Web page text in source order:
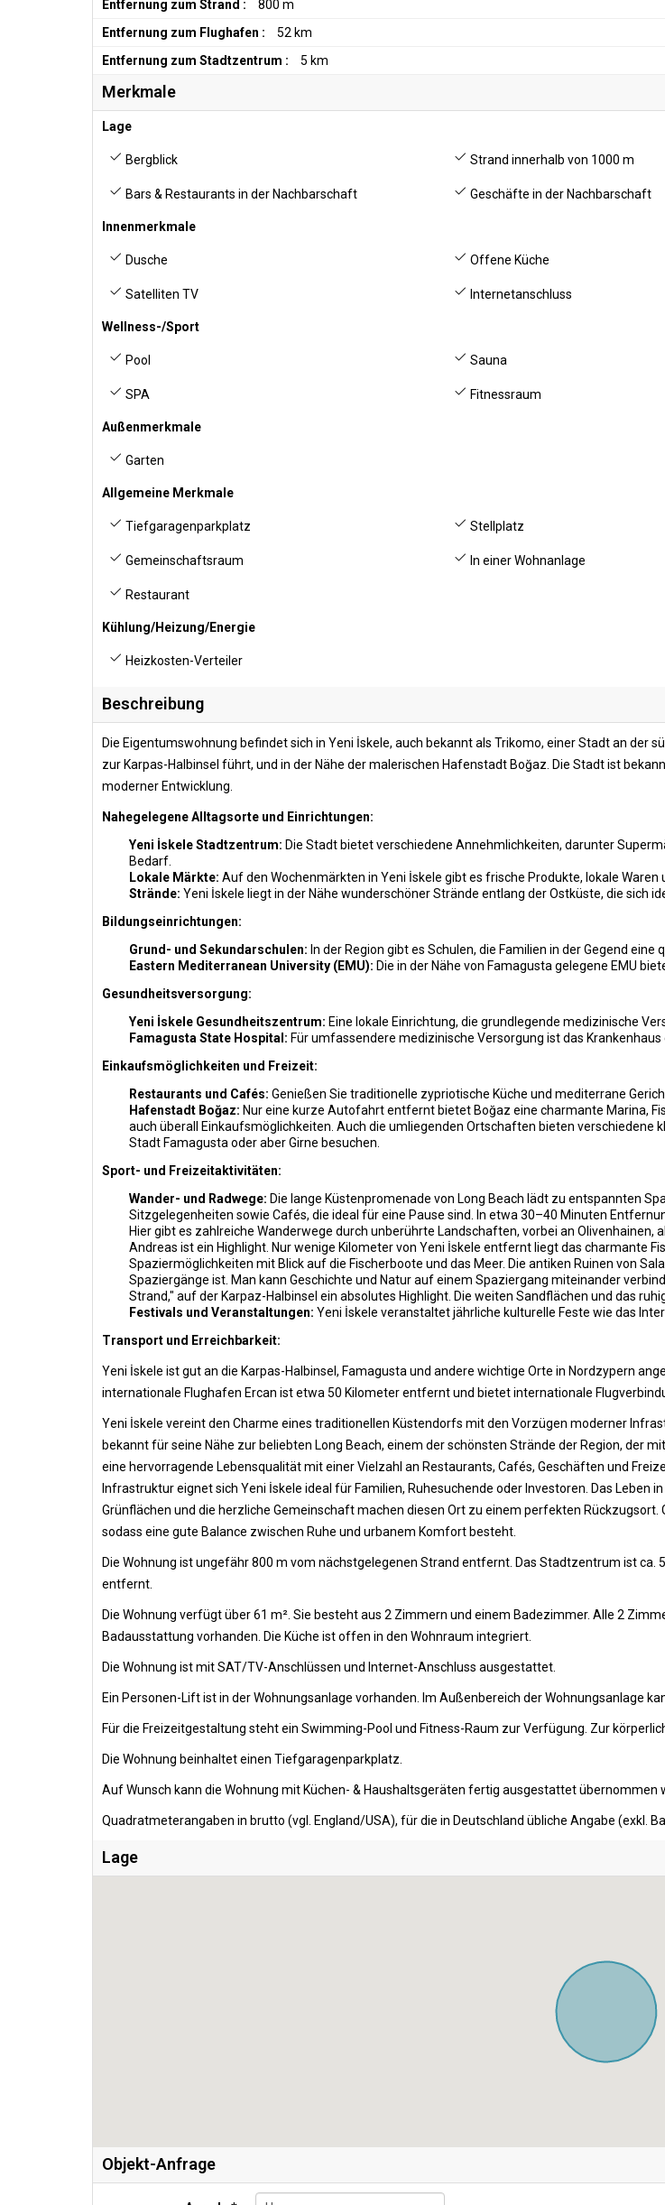
Entfernung zum Strand :
800 m
Entfernung zum Flughafen :
52 km
Entfernung zum Stadtzentrum :
5 km
Merkmale
Lage
Bergblick Strand innerhalb von 1000 m
Bars & Restaurants in der Nachbarschaft Geschäfte in der Nachbarschaft
Innenmerkmale
Dusche Offene Küche
Satelliten TV Internetanschluss
Wellness-/Sport
Pool Sauna
SPA Fitnessraum
Außenmerkmale
Garten
Allgemeine Merkmale
Tiefgaragenparkplatz Stellplatz
Gemeinschaftsraum In einer Wohnanlage
Restaurant
Kühlung/Heizung/Energie
Heizkosten-Verteiler
Beschreibung
Die Eigentumswohnung befindet sich in Yeni İskele, auch bekannt als Trikomo, einer Stadt an der
zur Karpas-Halbinsel führt, und in der Nähe der malerischen Hafenstadt Boğaz. Die Stadt ist
moderner Entwicklung.
Nahegelegene Alltagsorte und Einrichtungen:
Yeni İskele Stadtzentrum: Die Stadt bietet verschiedene Annehmlichkeiten, darunter
Bedarf.
Lokale Märkte: Auf den Wochenmärkten in Yeni İskele gibt es frische Produkte, lokale
Strände: Yeni İskele liegt in der Nähe wunderschöner Strände entlang der Ostküste, die sich
Bildungseinrichtungen:
Grund- und Sekundarschulen: In der Region gibt es Schulen, die Familien in der Gegend
Eastern Mediterranean University (EMU): Die in der Nähe von Famagusta gelegene EMU
Gesundheitsversorgung:
Yeni İskele Gesundheitszentrum: Eine lokale Einrichtung, die grundlegende medizinische
Famagusta State Hospital: Für umfassendere medizinische Versorgung ist das
Einkaufsmöglichkeiten und Freizeit:
Restaurants und Cafés: Genießen Sie traditionelle zypriotische Küche und mediterrane
Hafenstadt Boğaz: Nur eine kurze Autofahrt entfernt bietet Boğaz eine charmante Marina,
auch überall Einkaufsmöglichkeiten. Auch die umliegenden Ortschaften bieten
Stadt Famagusta oder aber Girne besuchen.
Sport- und Freizeitaktivitäten:
Wander- und Radwege: Die lange Küstenpromenade von Long Beach lädt zu entspannten
Sitzgelegenheiten sowie Cafés, die ideal für eine Pause sind. In etwa 30–40 Minuten
Hier gibt es zahlreiche Wanderwege durch unberührte Landschaften, vorbei an
Andreas ist ein Highlight. Nur wenige Kilometer von Yeni İskele entfernt liegt das charmante
Spaziermöglichkeiten mit Blick auf die Fischerboote und das Meer. Die antiken Ruinen von
Spaziergänge ist. Man kann Geschichte und Natur auf einem Spaziergang miteinander
Strand," auf der Karpaz-Halbinsel ein absolutes Highlight. Die weiten Sandflächen und das
Festivals und Veranstaltungen: Yeni İskele veranstaltet jährliche kulturelle Feste wie das
Transport und Erreichbarkeit:
Yeni İskele ist gut an die Karpas-Halbinsel, Famagusta und andere wichtige Orte in Nordzypern
internationale Flughafen Ercan ist etwa 50 Kilometer entfernt und bietet internationale
Yeni İskele vereint den Charme eines traditionellen Küstendorfs mit den Vorzügen moderner
bekannt für seine Nähe zur beliebten Long Beach, einem der schönsten Strände der Region, der
eine hervorragende Lebensqualität mit einer Vielzahl an Restaurants, Cafés, Geschäften und
Infrastruktur eignet sich Yeni İskele ideal für Familien, Ruhesuchende oder Investoren. Das Leben
Grünflächen und die herzliche Gemeinschaft machen diesen Ort zu einem perfekten
sodass eine gute Balance zwischen Ruhe und urbanem Komfort besteht.
Die Wohnung ist ungefähr 800 m vom nächstgelegenen Strand entfernt. Das Stadtzentrum ist
entfernt.
Die Wohnung verfügt über 61 m². Sie besteht aus 2 Zimmern und einem Badezimmer. Alle 2
Badausstattung vorhanden. Die Küche ist offen in den Wohnraum integriert.
Die Wohnung ist mit SAT/TV-Anschlüssen und Internet-Anschluss ausgestattet.
Ein Personen-Lift ist in der Wohnungsanlage vorhanden. Im Außenbereich der Wohnungsanlage
Für die Freizeitgestaltung steht ein Swimming-Pool und Fitness-Raum zur Verfügung. Zur
Die Wohnung beinhaltet einen Tiefgaragenparkplatz.
Auf Wunsch kann die Wohnung mit Küchen- & Haushaltsgeräten fertig ausgestattet übernommen
Quadratmeterangaben in brutto (vgl. England/USA), für die in Deutschland übliche Angabe (exkl.
Lage
Objekt-Anfrage